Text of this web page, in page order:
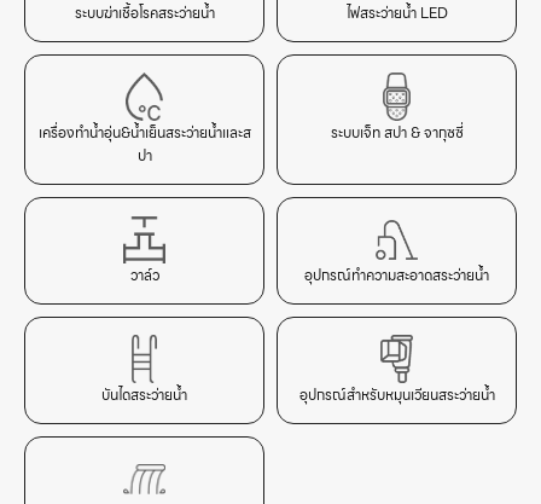
ระบบฆ่าเชื้อโรคสระว่ายน้ำ ไฟสระว่ายน้ำ LED
เครื่องทำน้ำอุ่น&น้ำเย็นสระว่ายน้ำและส
ปา
ระบบเจ็ท สปา & จากุซซี่
วาล์ว อุปกรณ์ทำความสะอาดสระว่ายน้ำ
บันไดสระว่ายน้ำ อุปกรณ์สำหรับหมุนเวียนสระว่ายน้ำ